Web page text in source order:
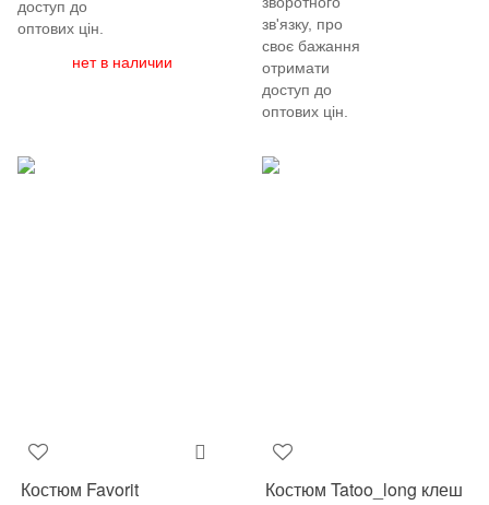
доступ до
оптових цін.
нет в наличии
зв'язку, про
своє бажання
отримати
доступ до
оптових цін.
Костюм Favorit
Костюм Tatoo_long клеш